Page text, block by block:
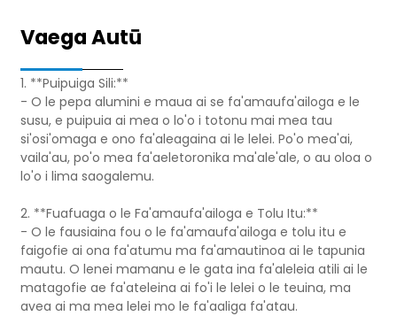
Vaega Autū
1. **Puipuiga Sili:**
- O le pepa alumini e maua ai se fa'amaufa'ailoga e le
susu, e puipuia ai mea o lo'o i totonu mai mea tau
si'osi'omaga e ono fa'aleagaina ai le lelei. Po'o mea'ai,
vaila'au, po'o mea fa'aeletoronika ma'ale'ale, o au oloa o
lo'o i lima saogalemu.
2. **Fuafuaga o le Fa'amaufa'ailoga e Tolu Itu:**
- O le fausiaina fou o le fa'amaufa'ailoga e tolu itu e
faigofie ai ona fa'atumu ma fa'amautinoa ai le tapunia
mautu. O lenei mamanu e le gata ina fa'aleleia atili ai le
matagofie ae fa'ateleina ai fo'i le lelei o le teuina, ma
avea ai ma mea lelei mo le fa'aaliga fa'atau.